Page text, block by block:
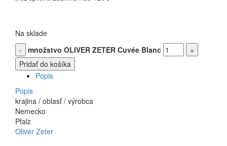
Na sklade
množstvo OLIVER ZETER Cuvée Blanc
Pridať do košíka
Popis
Popis
krajina / oblasť / výrobca
Nemecko
Pfalz
Oliver Zeter